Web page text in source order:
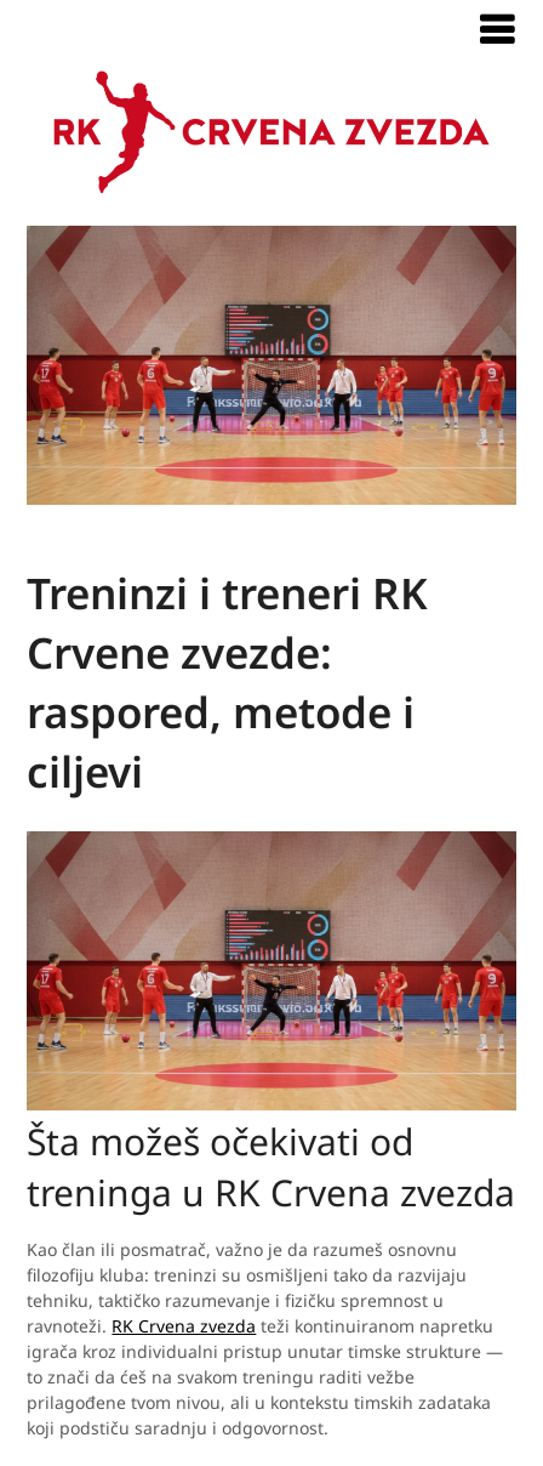
Treninzi i treneri RK
Crvene zvezde:
raspored, metode i
ciljevi
Šta možeš očekivati od
treninga u RK Crvena zvezda
Kao član ili posmatrač, važno je da razumeš osnovnu
filozofiju kluba: treninzi su osmišljeni tako da razvijaju
tehniku, taktičko razumevanje i fizičku spremnost u
ravnoteži. RK Crvena zvezda teži kontinuiranom napretku
igrača kroz individualni pristup unutar timske strukture —
to znači da ćeš na svakom treningu raditi vežbe
prilagođene tvom nivou, ali u kontekstu timskih zadataka
koji podstiču saradnju i odgovornost.